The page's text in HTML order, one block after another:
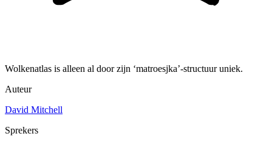
Wolkenatlas is alleen al door zijn ‘matroesjka’-structuur uniek.
Auteur
David Mitchell
Sprekers